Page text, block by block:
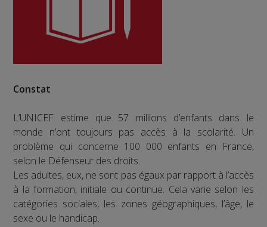
Constat
L’UNICEF estime que 57 millions d’enfants dans le
monde n’ont toujours pas accès à la scolarité. Un
problème qui concerne 100 000 enfants en France,
selon le Défenseur des droits.
Les adultes, eux, ne sont pas égaux par rapport à l’accès
à la formation, initiale ou continue. Cela varie selon les
catégories sociales, les zones géographiques, l’âge, le
sexe ou le handicap.